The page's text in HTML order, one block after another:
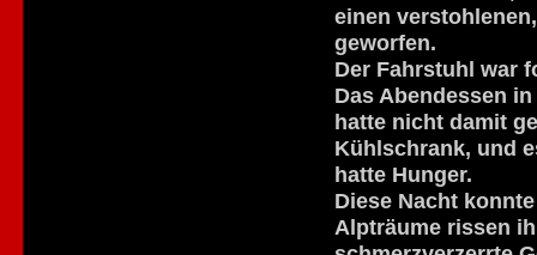
einen
geworfen.
Der Fahrstuhl war
Das Abendessen
hatte nicht damit
Kühlschrank, und
hatte Hunger.
Diese Nacht
Alpträume rissen